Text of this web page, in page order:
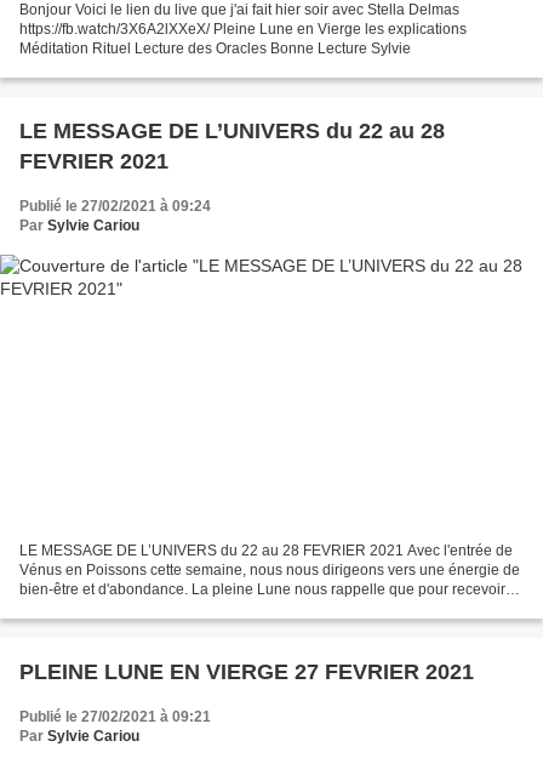
Bonjour Voici le lien du live que j'ai fait hier soir avec Stella Delmas
https://fb.watch/3X6A2lXXeX/ Pleine Lune en Vierge les explications
Méditation Rituel Lecture des Oracles Bonne Lecture Sylvie
LE MESSAGE DE L’UNIVERS du 22 au 28
FEVRIER 2021
Publié le 27/02/2021 à 09:24
Par Sylvie Cariou
LE MESSAGE DE L’UNIVERS du 22 au 28 FEVRIER 2021 Avec l'entrée de
Vénus en Poissons cette semaine, nous nous dirigeons vers une énergie de
bien-être et d'abondance. La pleine Lune nous rappelle que pour recevoir
PLEINE LUNE EN VIERGE 27 FEVRIER 2021
Publié le 27/02/2021 à 09:21
Par Sylvie Cariou